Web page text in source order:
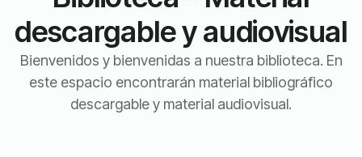
descargable y audiovisual
Bienvenidos y bienvenidas a nuestra biblioteca. En
este espacio encontrarán material bibliográfico
descargable y material audiovisual.